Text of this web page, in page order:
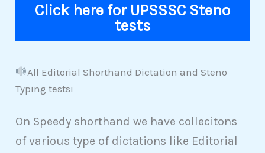
Click here for UPSSSC Steno
tests
All Editorial Shorthand Dictation and Steno
Typing testsi
On Speedy shorthand we have collecitons
of various type of dictations like Editorial